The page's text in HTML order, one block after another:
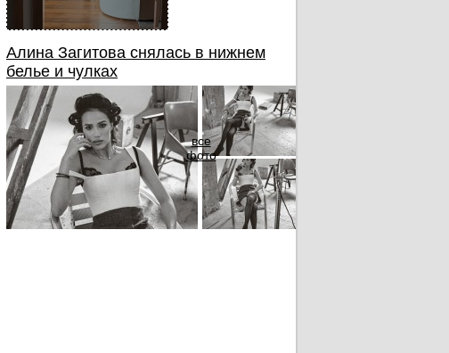
Алина Загитова снялась в нижнем
белье и чулках
все
фото